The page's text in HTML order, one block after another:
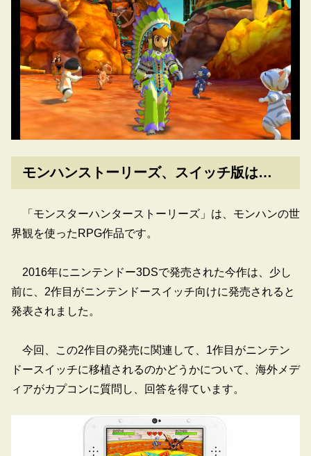
モンハンストーリーズ、スイッチ版は…
「モンスターハンターストーリーズ」は、モンハンの世
界観を使ったRPG作品です。
2016年にニンテンドー3DSで発売された今作は、少し
前に、2作目がニンテンドースイッチ向けに発売されると
発表されました。
今回、この2作目の発売に関連して、1作目がニンテン
ドースイッチに移植されるのかどうかについて、海外メデ
ィアがカプコンに質問し、回答を得ています。